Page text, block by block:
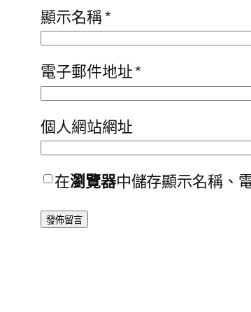
顯示名稱*
電子郵件地址*
個人網站網址
在瀏覽器中儲存顯示名稱、